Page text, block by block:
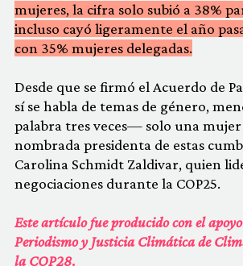
mujeres, la cifra solo subió a 38%
incluso cayó ligeramente el año
con 35% mujeres delegadas.
Desde que se firmó el Acuerdo de
sí se habla de temas de género,
palabra tres veces— solo una mujer
nombrada presidenta de estas
Carolina Schmidt Zaldivar, quien
negociaciones durante la COP25.
Este artículo fue producido con el
Periodismo y Justicia Climática de
la COP28.